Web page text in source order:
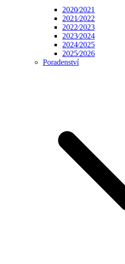
2020⁄2021
2021⁄2022
2022⁄2023
2023⁄2024
2024⁄2025
2025⁄2026
Poradenství